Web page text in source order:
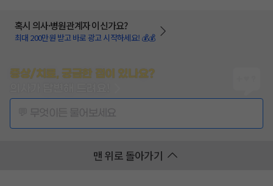
혹시 의사·병원관계자 이신가요?
최대 200만원 받고 바로 광고 시작하세요! 💰💰
증상/치료, 궁금한 점이 있나요?
맨 위로 돌아가기